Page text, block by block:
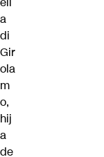
a
di
Gir
ola
m
o,
hij
a
de